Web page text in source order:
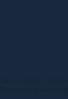
ut redan i